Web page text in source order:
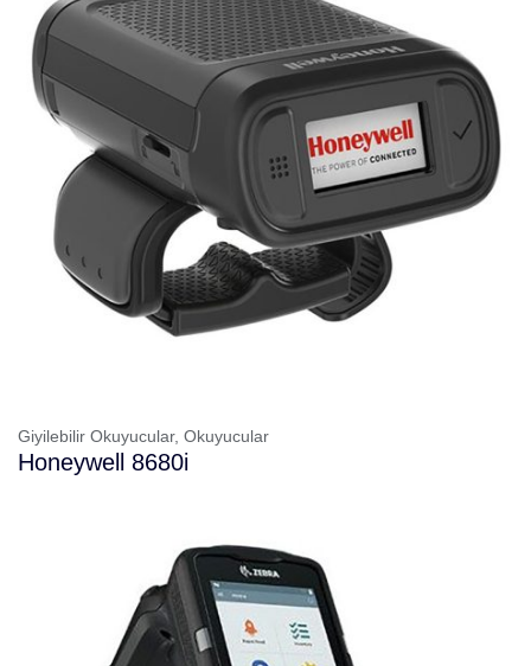
Giyilebilir Okuyucular, Okuyucular
Honeywell 8680i